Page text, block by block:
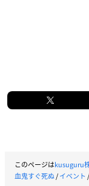
このページはkusuguru
血鬼すぐ死ぬ/イベント /